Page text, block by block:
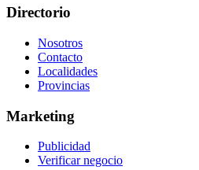
Directorio
Nosotros
Contacto
Localidades
Provincias
Marketing
Publicidad
Verificar negocio